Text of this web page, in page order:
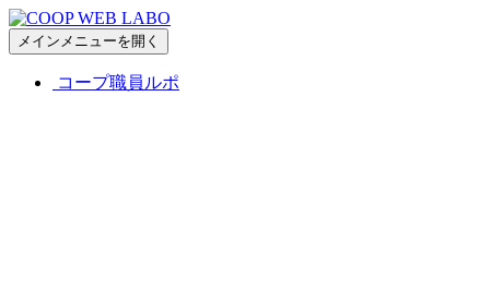
メインメニューを開く
コープ職員ルポ